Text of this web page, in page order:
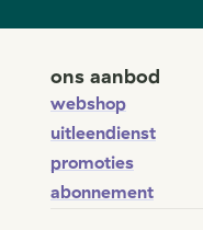
ons aanbod
webshop
uitleendienst
promoties
abonnement